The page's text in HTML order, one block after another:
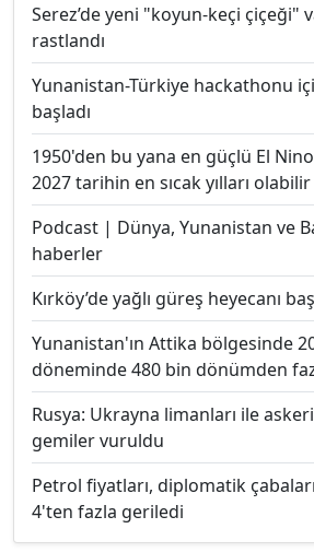
Serez’de yeni "koyun-keçi çiçeği"
rastlandı
Yunanistan-Türkiye hackathonu
başladı
1950'den bu yana en güçlü El
2027 tarihin en sıcak yılları olabilir
Podcast | Dünya, Yunanistan ve
haberler
Kırköy’de yağlı güreş heyecanı
Yunanistan'ın Attika bölgesinde
döneminde 480 bin dönümden
Rusya: Ukrayna limanları ile
gemiler vuruldu
Petrol fiyatları, diplomatik
4'ten fazla geriledi